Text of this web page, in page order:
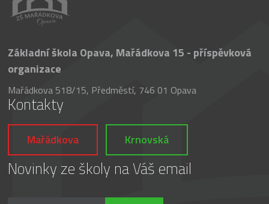
Základní škola Opava, Mařádkova 15 - příspěvková
organizace
Mařádkova 518/15, Předměstí, 746 01 Opava
Kontakty
Mařádkova Krnovská
Novinky ze školy na Váš email